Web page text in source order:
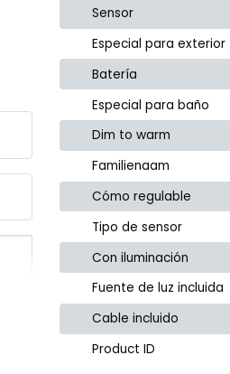
Sensor
Especial para exterior
Batería
Especial para baño
Dim to warm
Familienaam
Cómo regulable
Tipo de sensor
Con iluminación
Fuente de luz incluida
Cable incluido
Product ID